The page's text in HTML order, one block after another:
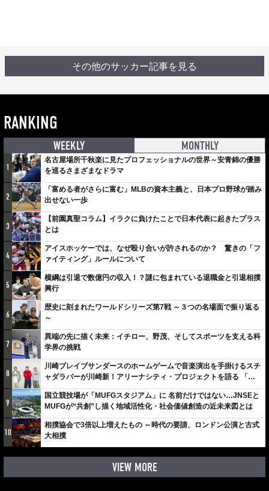
その他のサッカー記事を見る
RANKING
WEEKLY MONTHLY
1
名古屋場所千秋楽に見たプロフェッショナルの世界～安青錦の優勝
を巡るさまざまなドラマ
2
「富める者がさらに富む」MLBの資本主義と、日本プロ野球が踏み
出せない一歩
3
【前園真聖コラム】イラクに負けたことで日本代表に起きたプラス
とは
4
アイスホッケーでは、なぜ殴り合いが許されるのか？ 驚きの「フ
ァイティング」ルールについて
5
横綱は引退で数億円の収入！？謎に包まれている退職金と引退相撲
興行
6
歴史に刻まれたワールドシリーズ第7戦 ～３つの名場面で振り返る
～
7
異端の先に描く未来：イチロー、野茂、そしてスポーツを支える科
学界の挑戦
8
川崎ブレイブサンダースのホームゲームで音楽演出を手掛けるスチ
ャダラパーが川崎新！アリーナシティ・プロジェクトを語る 「楽
しみでしかないでしょ。川崎は、ずっと成長曲線だから」
9
国立競技場が「MUFGスタジアム」に 名前だけではない…JNSEと
MUFGが“共創”し描く地域活性化・社会価値創造の近未来図とは
10
相撲協会で3倍以上増えたもの ～時代の要請、ロンドン公演と古式
大相撲
VIEW MORE